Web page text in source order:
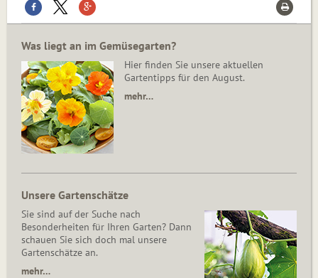
Was liegt an im Gemüsegarten?
Hier finden Sie unsere aktuellen
Gartentipps für den August.
mehr…
Unsere Gartenschätze
Sie sind auf der Suche nach
Besonderheiten für Ihren Garten? Dann
schauen Sie sich doch mal unsere
Gartenschätze an.
mehr…